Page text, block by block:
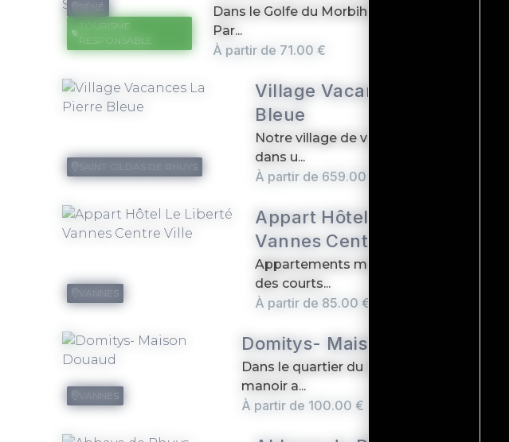
SÉNÉ
TOURISME
RESPONSABLE
Dans le Golfe du Morbihan, en plein cœur du
Par...
À partir de 71.00 €
SAINT GILDAS DE RHUYS
Village Vacances La Pierre
Bleue
Notre village de vacances vous accueille
dans u...
À partir de 659.00 €
VANNES
Appart Hôtel Le Liberté
Vannes Centre Ville
Appartements meublés et équipés pour
des courts...
À partir de 85.00 €
VANNES
Domitys- Maison Douaud
Dans le quartier du Rohan à Vannes, ce
manoir a...
À partir de 100.00 €